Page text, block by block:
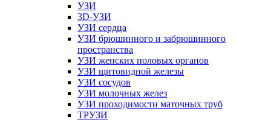
УЗИ
3D-УЗИ
УЗИ сердца
УЗИ брюшинного и забрюшинного
пространства
УЗИ женских половых органов
УЗИ щитовидной железы
УЗИ сосудов
УЗИ молочных желез
УЗИ проходимости маточных труб
ТРУЗИ